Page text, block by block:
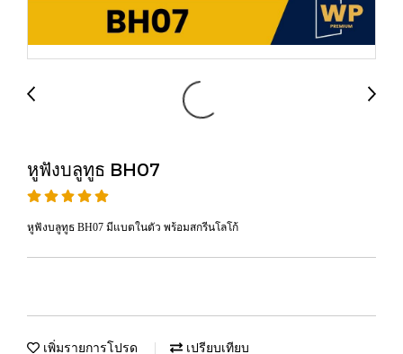
หูฟังบลูทูธ BH07
หูฟังบลูทูธ BH07 มีแบตในตัว พร้อมสกรีนโลโก้
เพิ่มรายการโปรด เปรียบเทียบ